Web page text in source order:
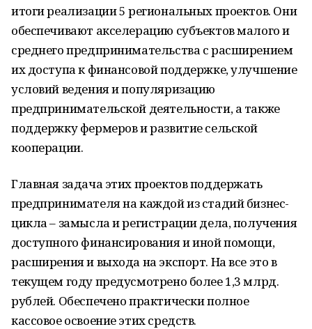
итоги реализации 5 региональных проектов. Они
обеспечивают акселерацию субъектов малого и
среднего предпринимательства с расширением
их доступа к финансовой поддержке, улучшение
условий ведения и популяризацию
предпринимательской деятельности, а также
поддержку фермеров и развитие сельской
кооперации.
Главная задача этих проектов поддержать
предпринимателя на каждой из стадий бизнес-
цикла – замысла и регистрации дела, получения
доступного финансирования и иной помощи,
расширения и выхода на экспорт. На все это в
текущем году предусмотрено более 1,3 млрд.
рублей. Обеспечено практически полное
кассовое освоение этих средств.